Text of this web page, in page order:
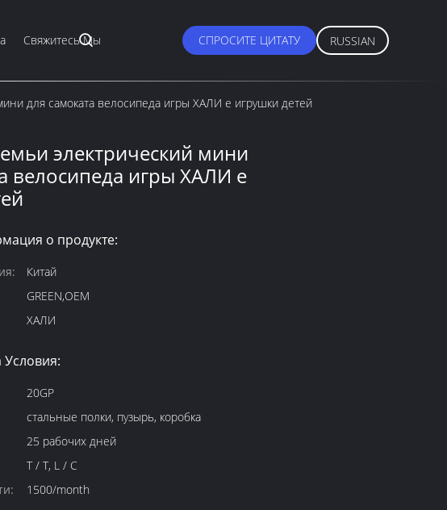
Свяжитесь Мы СПРОСИТЕ ЦИТАТУ RUSSIAN
для самоката велосипеда игры ХАЛИ е игрушки детей
электрический мини
велосипеда игры ХАЛИ е
о продукте:
Китай
GREEN,OEM
ХАЛИ
Условия:
20GP
стальные полки, пузырь, коробка
25 рабочих дней
T / T, L / C
1500/month